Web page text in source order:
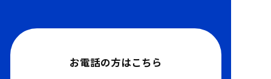
お電話の方はこちら